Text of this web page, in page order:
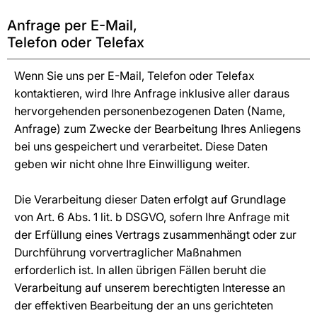
Anfrage per E-Mail,
Telefon oder Telefax
Wenn Sie uns per E-Mail, Telefon oder Telefax
kontaktieren, wird Ihre Anfrage inklusive aller daraus
hervorgehenden personenbezogenen Daten (Name,
Anfrage) zum Zwecke der Bearbeitung Ihres Anliegens
bei uns gespeichert und verarbeitet. Diese Daten
geben wir nicht ohne Ihre Einwilligung weiter.
Die Verarbeitung dieser Daten erfolgt auf Grundlage
von Art. 6 Abs. 1 lit. b DSGVO, sofern Ihre Anfrage mit
der Erfüllung eines Vertrags zusammenhängt oder zur
Durchführung vorvertraglicher Maßnahmen
erforderlich ist. In allen übrigen Fällen beruht die
Verarbeitung auf unserem berechtigten Interesse an
der effektiven Bearbeitung der an uns gerichteten